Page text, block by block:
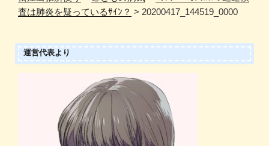
査は肺炎を疑っているｻｲﾝ？ > 20200417_144519_0000
運営代表より